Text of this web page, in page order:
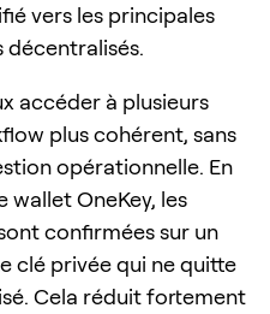
vers les principales
accéder à plusieurs
plus cohérent, sans
opérationnelle. En
wallet OneKey, les
confirmées sur un
clé privée qui ne quitte
Cela réduit fortement